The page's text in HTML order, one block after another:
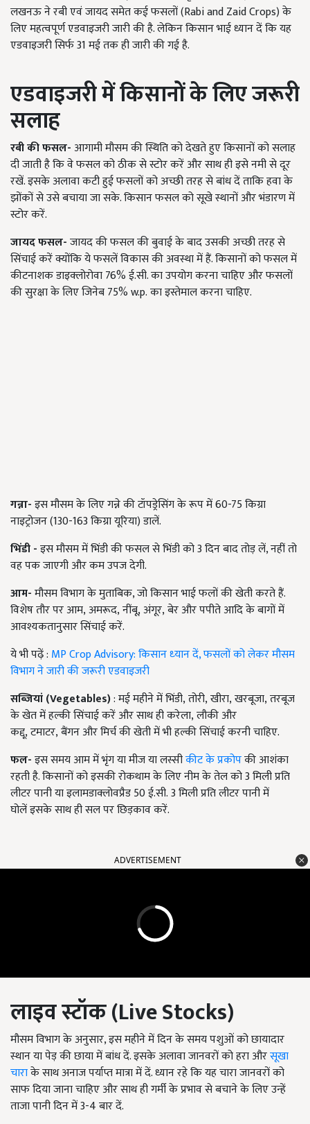
लखनऊ ने रबी एवं जायद समेत कई फसलों (Rabi and Zaid Crops) के
लिए महत्वपूर्ण एडवाइजरी जारी की है. लेकिन किसान भाई ध्यान दें कि यह
एडवाइजरी सिर्फ 31मई तक ही जारी की गई है.
एडवाइजरी में किसानों के लिए जरूरी
सलाह
रबी की फसल- आगामी मौसम की स्थिति को देखते हुए किसानों को सलाह
दी जाती है कि वे फसल को ठीक से स्टोर करें और साथ ही इसे नमी से दूर
रखें. इसके अलावा कटी हुई फसलों को अच्छी तरह से बांध दें ताकि हवा के
झोंकों से उसे बचाया जा सके. किसान फसल को सूखे स्थानों और भंडारण में
स्टोर करें.
जायद फसल-जायद की फसल की बुवाई के बाद उसकी अच्छी तरह से
सिंचाई करें क्योंकि ये फसलें विकास की अवस्था में हैं. किसानों को फसल में
कीटनाशक डाइक्लोरोवा76%ई.सी. का उपयोग करना चाहिए और फसलों
की सुरक्षा के लिए जिनेब75% w.p. का इस्तेमाल करना चाहिए.
गन्ना-इस मौसम के लिए गन्ने की टॉपड्रेसिंग के रूप में60-75किग्रा
नाइट्रोजन (130-163किग्रा यूरिया) डालें.
भिंडी -इस मौसम में भिंडी की फसल से भिंडी को3दिन बाद तोड़ लें,नहीं तो
वह पक जाएगी और कम उपज देगी.
आम-मौसम विभाग के मुताबिक,जो किसान भाई फलों की खेती करते हैं.
विशेष तौर पर आम, अमरूद, नींबू, अंगूर, बेर और पपीते आदि के बागों में
आवश्यकतानुसार सिंचाई करें.
ये भी पढ़ें : MP Crop Advisory: किसान ध्‍यान दें, फसलों को लेकर मौसम
विभाग ने जारी की जरूरी एडवाइजरी
सब्जियां (Vegetables):मई महीने में भिंडी, तोरी, खीरा, खरबूजा, तरबूज
के खेत में हल्की सिंचाई करें और साथ ही करेला, लौकी और
कद्दू, टमाटर, बैंगन और मिर्च की खेती में भी हल्की सिंचाई करनी चाहिए.
फल-इस समय आम में भृंग या मीज या लस्सीकीट के प्रकोपकी आशंका
रहती है. किसानों को इसकी रोकथाम के लिए नीम के तेल को3मिली प्रति
लीटर पानी या इलामडाक्लोवप्रैड50ई.सी.3मिली प्रति लीटर पानी में
घोलेंइसकेसाथ ही सल पर छिड़काव करें.
ADVERTISEMENT
लाइव स्टॉक (Live Stocks)
मौसम विभाग के अनुसार,इस महीने में दिन के समय पशुओं को छायादार
स्थान या पेड़ की छाया में बांध दें. इसके अलावा जानवरों को हरा औरसूखा
चाराके साथ अनाज पर्याप्त मात्रा में दें. ध्यान रहे कि यह चारा जानवरों को
साफ दिया जाना चाहिए और साथ ही गर्मी के प्रभाव से बचाने के लिए उन्हें
ताजा पानी दिन में3-4 बार दें.